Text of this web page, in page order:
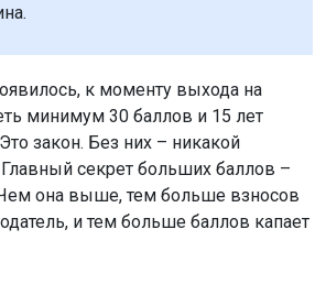
к моменту выхода на
минимум 30 баллов и 15 лет
закон. Без них – никакой
секрет больших баллов –
Чем она выше, тем больше взносов
и тем больше баллов капает